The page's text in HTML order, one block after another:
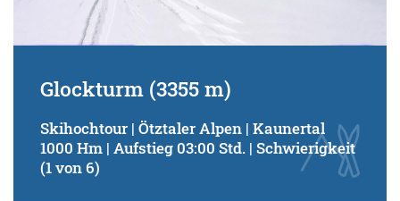
Glockturm (3355 m)
Skihochtour | Ötztaler Alpen | Kaunertal
1000 Hm | Aufstieg 03:00 Std. | Schwierigkeit
(1 von 6)